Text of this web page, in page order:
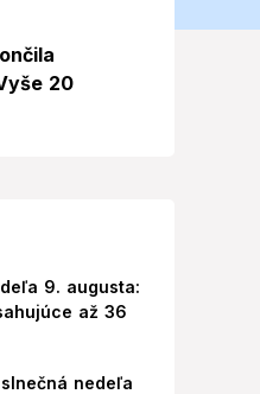
20
9. augusta:
až 36
nedeľa